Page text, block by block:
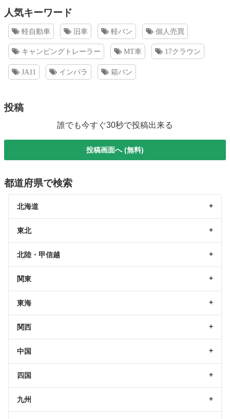
人気キーワード
軽自動車 旧車 軽バン 個人売買
キャンピングトレーラー MT車 17クラウン
JA11 インパラ 箱バン
投稿
誰でも今すぐ30秒で投稿出来る
投稿画面へ (無料)
都道府県で検索
北海道
東北
北陸・甲信越
関東
東海
関西
中国
四国
九州